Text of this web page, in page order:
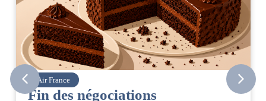
Air France
Fin des négociations